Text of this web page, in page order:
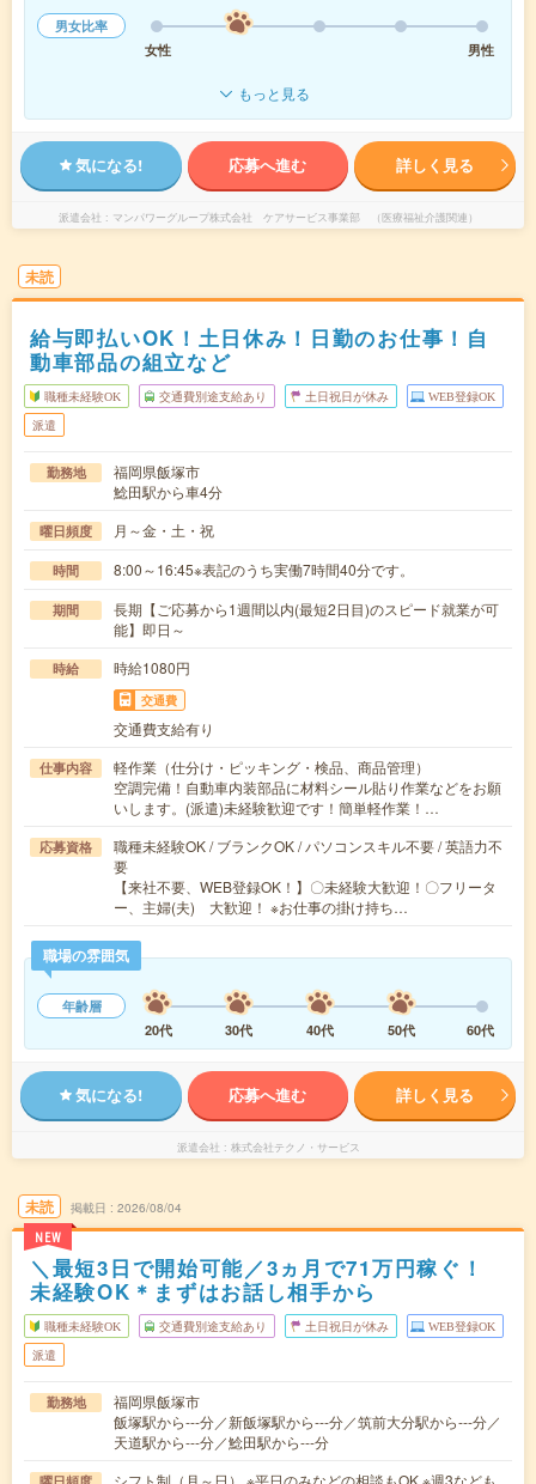
男女比率
女性
男性
もっと見る
気になる! 応募へ進む 詳しく見る
派遣会社 マンパワーグループ株式会社 ケアサービス事業部 （医療福祉介護関連）
未読
給与即払いOK！土日休み！日勤のお仕事！自
動車部品の組立など
職種未経験OK 交通費別途支給あり 土日祝日が休み WEB登録OK
派遣
勤務地
福岡県飯塚市
鯰田駅から車4分
曜日頻度 月～金・土・祝
時間 8:00～16:45※表記のうち実働7時間40分です。
期間
長期【ご応募から1週間以内(最短2日目)のスピード就業が可
能】即日～
時給 時給1080円
交通費
交通費支給有り
仕事内容
軽作業（仕分け・ピッキング・検品、商品管理）
空調完備！自動車内装部品に材料シール貼り作業などをお願
いします。(派遣)未経験歓迎です！簡単軽作業！…
応募資格
職種未経験OK / ブランクOK / パソコンスキル不要 / 英語力不
要
【来社不要、WEB登録OK！】〇未経験大歓迎！〇フリータ
ー、主婦(夫) 大歓迎！ ※お仕事の掛け持ち…
職場の雰囲気
年齢層
20代
30代 40代 50代 60代
気になる! 応募へ進む 詳しく見る
派遣会社 株式会社テクノ・サービス
未読
NEW
掲載日 2026/08/04
＼最短3日で開始可能／3ヵ月で71万円稼ぐ！
未経験OK＊まずはお話し相手から
職種未経験OK 交通費別途支給あり 土日祝日が休み WEB登録OK
派遣
勤務地
福岡県飯塚市
飯塚駅から---分／新飯塚駅から---分／筑前大分駅から---分／
天道駅から---分／鯰田駅から---分
シフト制（月～日） ※平日のみなどの相談もOK ※週3なども